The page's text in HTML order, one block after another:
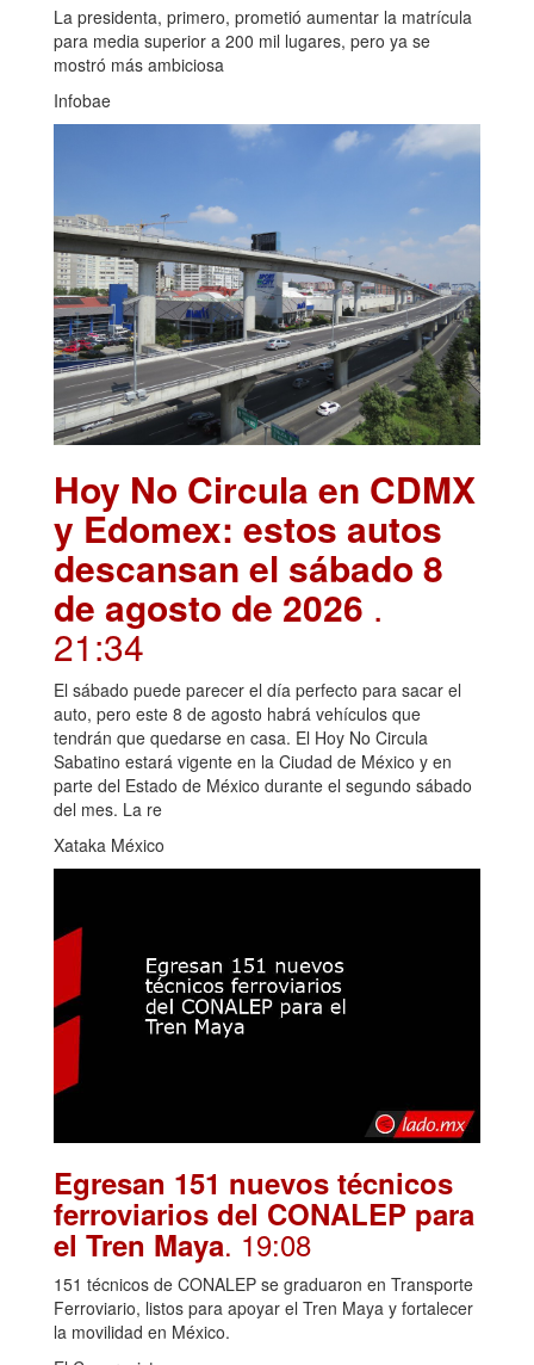
La presidenta, primero, prometió aumentar la matrícula
para media superior a 200 mil lugares, pero ya se
mostró más ambiciosa
Infobae
Hoy No Circula en CDMX
y Edomex: estos autos
descansan el sábado 8
de agosto de 2026 .
21:34
El sábado puede parecer el día perfecto para sacar el
auto, pero este 8 de agosto habrá vehículos que
tendrán que quedarse en casa. El Hoy No Circula
Sabatino estará vigente en la Ciudad de México y en
parte del Estado de México durante el segundo sábado
del mes. La re
Xataka México
Egresan 151 nuevos técnicos
ferroviarios del CONALEP para
el Tren Maya. 19:08
151 técnicos de CONALEP se graduaron en Transporte
Ferroviario, listos para apoyar el Tren Maya y fortalecer
la movilidad en México.